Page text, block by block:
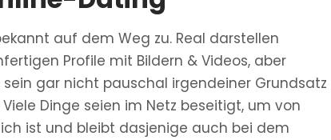
auf dem Weg zu. Real darstellen
Profile mit Bildern & Videos, aber
gar nicht pauschal irgendeiner Grundsatz
Dinge seien im Netz beseitigt, um von
ist und bleibt dasjenige auch bei dem